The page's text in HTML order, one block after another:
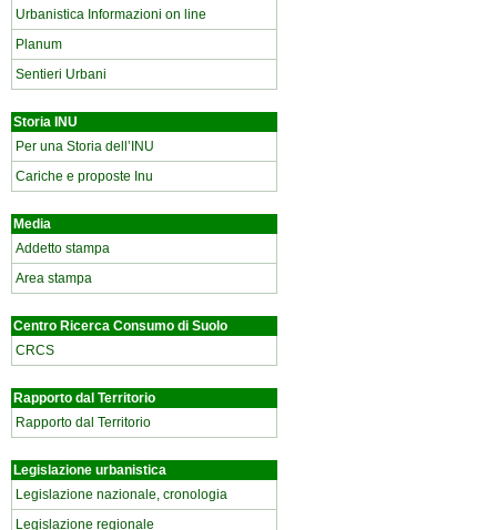
Urbanistica Informazioni on line
Planum
Sentieri Urbani
Storia INU
Per una Storia dell’INU
Cariche e proposte Inu
Media
Addetto stampa
Area stampa
Centro Ricerca Consumo di Suolo
CRCS
Rapporto dal Territorio
Rapporto dal Territorio
Legislazione urbanistica
Legislazione nazionale, cronologia
Legislazione regionale